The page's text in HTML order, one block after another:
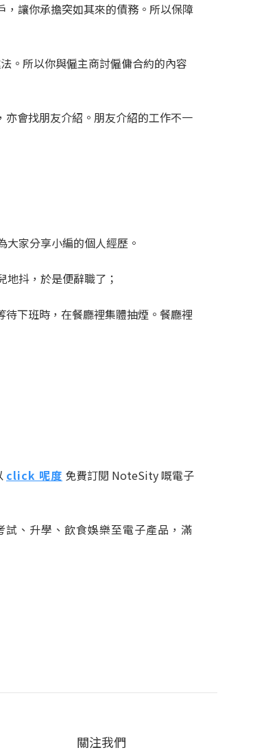
讓你承擔突如其來的債務。所以保障
。所以你與僱主商討僱傭合約的內容
會找朋友介紹。朋友介紹的工作不一
家分享小編的個人經歷。
抖，於是便辭職了；
下班時，在餐廳裡集體抽煙。餐廳裡
click 呢度 免費訂閱 NoteSity 嘅電子
、升學、飲食娛樂至電子產品，滿
關注我們